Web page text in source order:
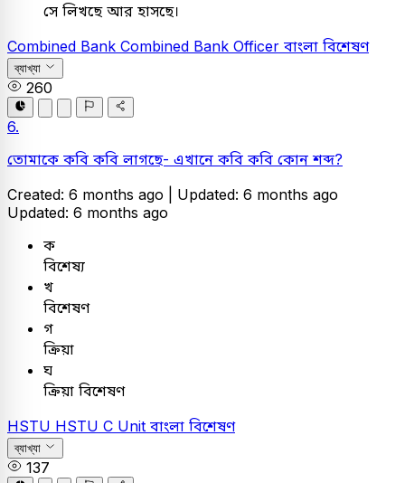
সে লিখছে আর হাসছে।
Combined Bank Combined Bank Officer বাংলা বিশেষণ
ব্যাখ্যা
260
6.
তোমাকে কবি কবি লাগছে- এখানে কবি কবি কোন শব্দ?
Created: 6 months ago | Updated: 6 months ago
Updated: 6 months ago
ক
বিশেষ্য
খ
বিশেষণ
গ
ক্রিয়া
ঘ
ক্রিয়া বিশেষণ
HSTU HSTU C Unit বাংলা বিশেষণ
ব্যাখ্যা
137